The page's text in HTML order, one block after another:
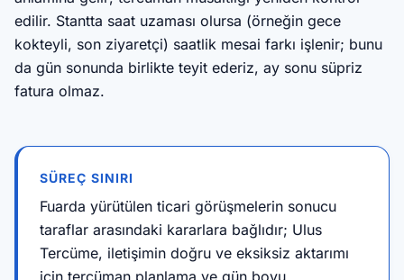
edilir. Stantta saat uzaması olursa (örneğin gece
kokteyli, son ziyaretçi) saatlik mesai farkı işlenir; bunu
da gün sonunda birlikte teyit ederiz, ay sonu süpriz
fatura olmaz.
SÜREÇ SINIRI
Fuarda yürütülen ticari görüşmelerin sonucu
taraflar arasındaki kararlara bağlıdır; Ulus
Tercüme, iletişimin doğru ve eksiksiz aktarımı
için tercüman planlama ve gün boyu